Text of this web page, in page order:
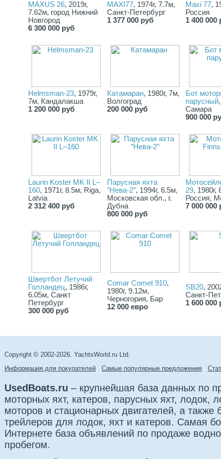
MAXUS 26, 2019г,
7.62м, город Нижний
Новгород
6 300 000 руб
MAXI77, 1974г, 7.7м,
Санкт-Петербург
1 377 000 руб
Maxi 77,
Россия
1 400 000
Helmsman-23, 1979г,
7м, Кандалакша
1 200 000 руб
Катамаран, 1980г, 7м,
Волгоград
200 000 руб
Бот
парусный
Самара
900 000
Laurin Koster MK II L–
160, 1971г, 8.5м, Riga,
Latvia
2 312 400 руб
Парусная яхта
″Нева-2″, 1994г, 6.5м,
Московская обл., г.
Дубна
800 000 руб
29, 1980г,
Россия,
7 000 000
Швертбот Летучий
Голландец, 1986г,
6.05м, Санкт
Петербург
300 000 руб
Comar Comet 910,
1980г, 9.12м,
Черногория, Бар
12 000 евро
SB20,
Санкт-
1 600 000
Copyright © 2002-2026. YachtsWorld.ru Ltd.
Информация для покупателей
Самые популярные предложения
UsedBoats.ru – крупнейшая база данных по
моторных яхт, катеров, парусных яхт, лодок,
моторов и стационарных двигателей, а также
трейлеров для лодок, яхт и катеров. Самая
Интернете база объявлений по продаже
пробегом.